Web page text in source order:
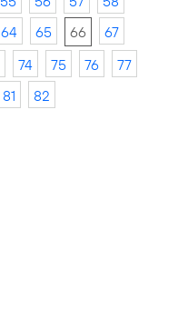
64 65 66
67
74 75 76
77
81 82